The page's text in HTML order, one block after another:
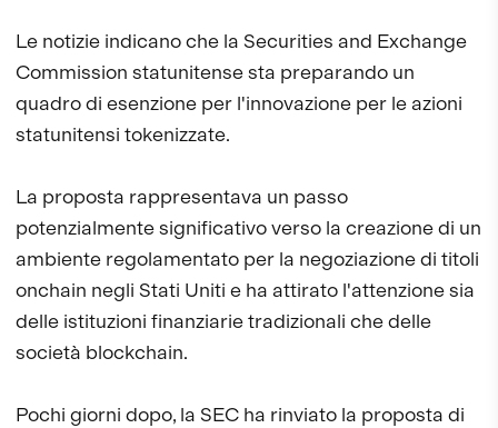
Le notizie indicano che la Securities and Exchange
Commission statunitense sta preparando un
quadro di esenzione per l'innovazione per le azioni
statunitensi tokenizzate.
La proposta rappresentava un passo
potenzialmente significativo verso la creazione di un
ambiente regolamentato per la negoziazione di titoli
onchain negli Stati Uniti e ha attirato l'attenzione sia
delle istituzioni finanziarie tradizionali che delle
società blockchain.
Pochi giorni dopo, la SEC ha rinviato la proposta di